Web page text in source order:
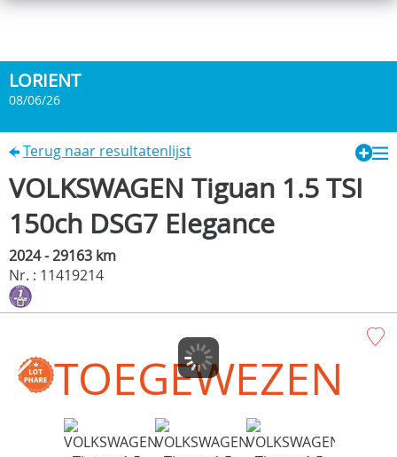
LORIENT
08/06/26
Terug naar resultatenlijst
VOLKSWAGEN Tiguan 1.5 TSI
150ch DSG7 Elegance
2024 - 29163 km
Nr. : 11419214
TOEGEWEZEN